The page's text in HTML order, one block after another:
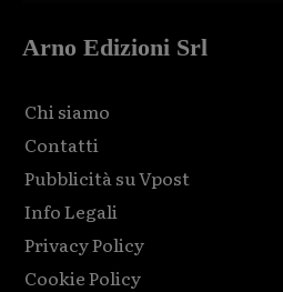
Arno Edizioni Srl
Chi siamo
Contatti
Pubblicità su Vpost
Info Legali
Privacy Policy
Cookie Policy